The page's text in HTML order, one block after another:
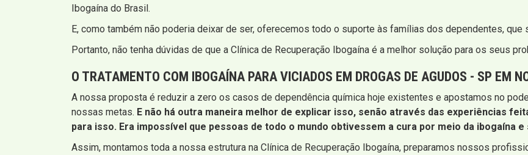
Ibogaína do Brasil.
E, como também não poderia deixar de ser, oferecemos todo o suporte às famílias dos dependentes,
Portanto, não tenha dúvidas de que a Clínica de Recuperação Ibogaína é a melhor solução para os seus
O TRATAMENTO COM IBOGAÍNA PARA VICIADOS EM DROGAS DE AGUDOS - SP EM
A nossa proposta é reduzir a zero os casos de dependência química hoje existentes e apostamos no
nossas metas. E não há outra maneira melhor de explicar isso, senão através das experiências
para isso. Era impossível que pessoas de todo o mundo obtivessem a cura por meio da ibogaína
Assim, montamos toda a nossa estrutura na Clínica de Recuperação Ibogaína, preparamos nossos